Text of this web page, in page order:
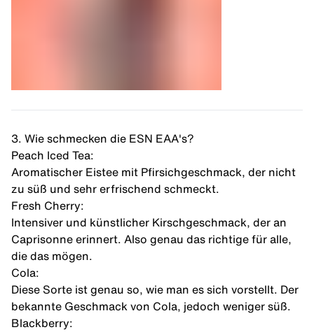
3. Wie schmecken die ESN EAA's?
Peach Iced Tea:
Aromatischer Eistee mit Pfirsichgeschmack, der nicht
zu süß und sehr erfrischend schmeckt.
Fresh Cherry:
Intensiver und künstlicher Kirschgeschmack, der an
Caprisonne erinnert. Also genau das richtige für alle,
die das mögen.
Cola:
Diese Sorte ist genau so, wie man es sich vorstellt. Der
bekannte Geschmack von Cola, jedoch weniger süß.
Blackberry: